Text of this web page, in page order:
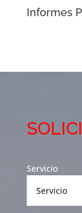
Informes
Servicio